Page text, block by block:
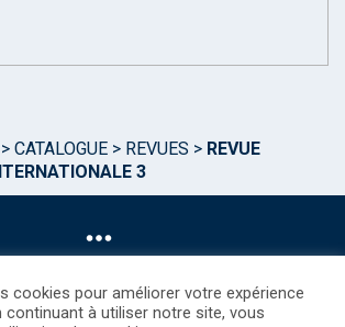
> CATALOGUE > REVUES > REVUE
3
cookies pour améliorer votre expérience
continuant à utiliser notre site, vous